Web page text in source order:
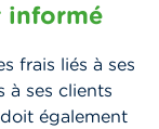
informé
frais liés à ses
à ses clients
également